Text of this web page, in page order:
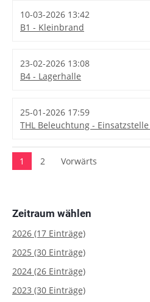
10-03-2026 13:42
B1 - Kleinbrand
23-02-2026 13:08
B4 - Lagerhalle
25-01-2026 17:59
THL Beleuchtung -
1 2 Vorwärts
Zeitraum wählen
2026 (17 Einträge)
2025 (30 Einträge)
2024 (26 Einträge)
2023 (30 Einträge)